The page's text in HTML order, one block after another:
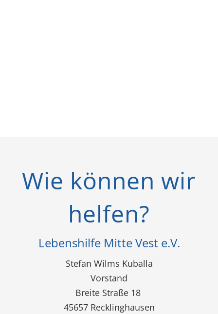
Wie können wir
helfen?
Lebenshilfe Mitte Vest e.V.
Stefan Wilms Kuballa
Vorstand
Breite Straße 18
45657 Recklinghausen